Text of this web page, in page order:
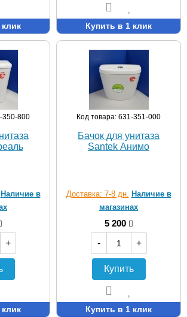
Купить в 1 клик
350-800
Наличие в
+
Код товара: 631-351-000
Бачок для унитаза
Santek Анимо
Доставка: 7-8 дн. Наличие в
магазинах
5 200
-
+
Купить
Купить в 1 клик